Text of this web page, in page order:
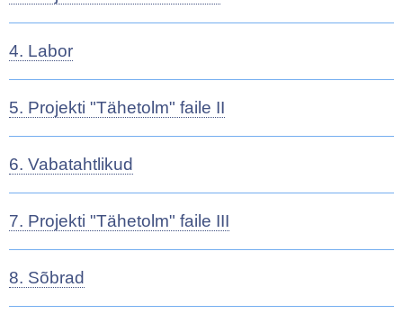
4. Labor
5. Projekti "Tähetolm" faile II
6. Vabatahtlikud
7. Projekti "Tähetolm" faile III
8. Sõbrad